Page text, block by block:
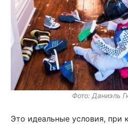
Фото: Даниэль
Это идеальные условия, при